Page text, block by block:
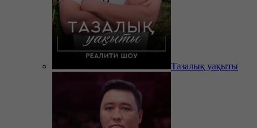
Тазалық уақыты